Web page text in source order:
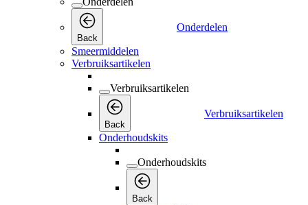
Back
Onderdelen
Smeermiddelen
Verbruiksartikelen
Verbruiksartikelen
Back
Verbruiksartikelen
Onderhoudskits
Onderhoudskits
Back